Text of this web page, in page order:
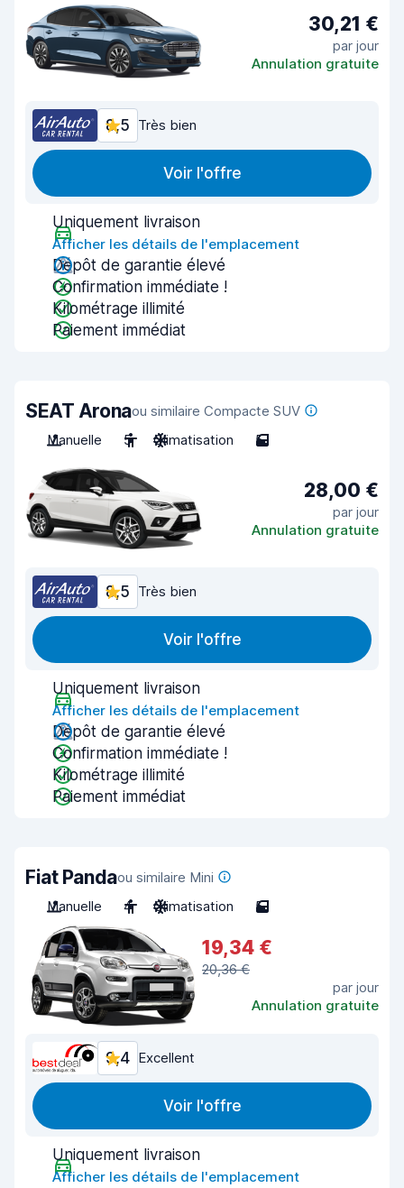
30,21 €
par jour
Annulation gratuite
8,5 Très bien
Voir l'offre
Uniquement livraison
Afficher les détails de l'emplacement
Dépôt de garantie élevé
Confirmation immédiate !
Kilométrage illimité
Paiement immédiat
SEAT Aronaou similaire Compacte SUV
Manuelle
5 Climatisation 5
28,00 €
par jour
Annulation gratuite
8,5 Très bien
Voir l'offre
Uniquement livraison
Afficher les détails de l'emplacement
Dépôt de garantie élevé
Confirmation immédiate !
Kilométrage illimité
Paiement immédiat
Fiat Pandaou similaire Mini
Manuelle
4 Climatisation 5
19,34 €
20,36 €
par jour
Annulation gratuite
9,4 Excellent
Voir l'offre
Uniquement livraison
Afficher les détails de l'emplacement